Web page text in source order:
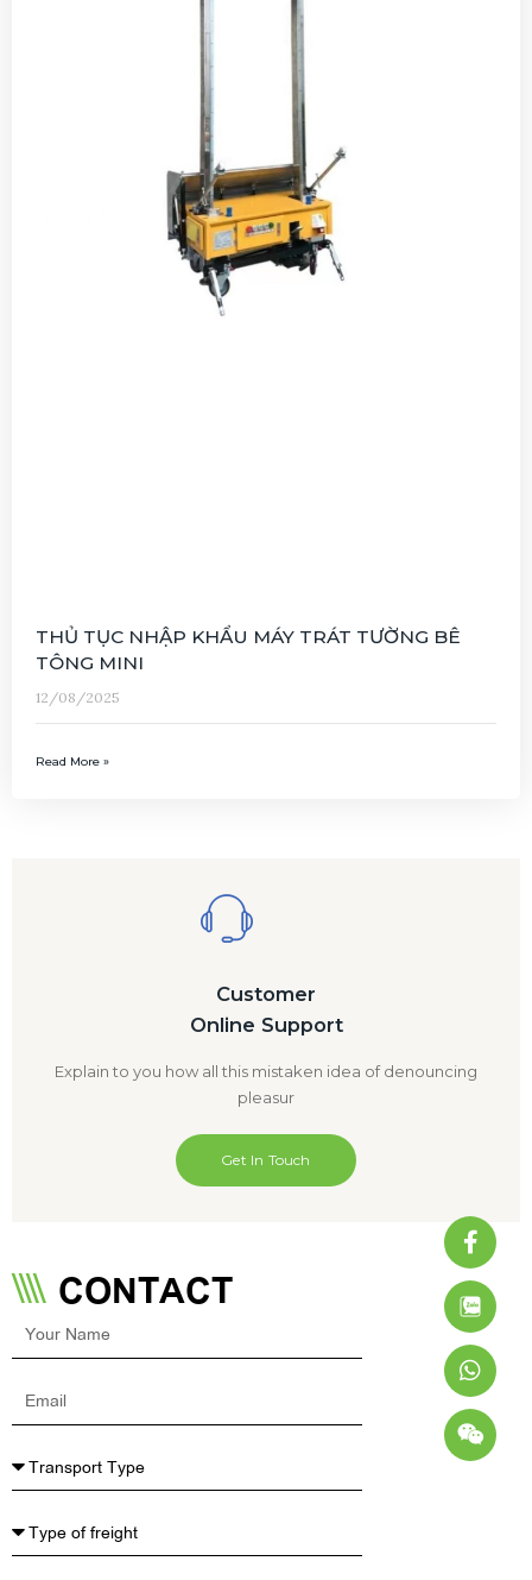
THỦ TỤC NHẬP KHẨU MÁY TRÁT TƯỜNG BÊ
TÔNG MINI
12/08/2025
Read More »
Customer
Online Support
Explain to you how all this mistaken idea of denouncing
pleasur
Get In Touch
CONTACT
f